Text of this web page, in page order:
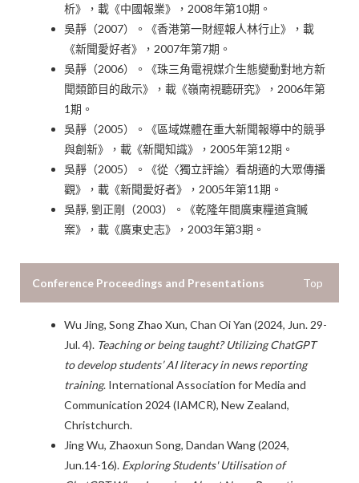
析》，載《中國報業》，2008年第10期。
吳靜（2007）。《香港第一財經報人林行止》，載
《新聞愛好者》，2007年第7期。
吳靜（2006）。《珠三角電視媒介生態變動對地方新
聞類節目的啟示》，載《嶺南視聽研究》，2006年第
1期。
吳靜（2005）。《區域媒體在重大新聞報導中的競爭
與創新》，載《新聞知識》，2005年第12期。
吳靜（2005）。《從〈獨立評論〉看胡適的大眾傳播
觀》，載《新聞愛好者》，2005年第11期。
吳靜, 劉正剛（2003）。《乾隆年間廣東糧道貪贓
案》，載《廣東史志》，2003年第3期。
Top
Conference Proceedings and Presentations
Wu Jing, Song Zhao Xun, Chan Oi Yan (2024, Jun. 29-
Jul. 4). Teaching or being taught? Utilizing ChatGPT
to develop students’ AI literacy in news reporting
training. International Association for Media and
Communication 2024 (IAMCR), New Zealand,
Christchurch.
Jing Wu, Zhaoxun Song, Dandan Wang (2024,
Jun.14-16). Exploring Students' Utilisation of